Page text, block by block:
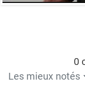
0
Les mieux notés